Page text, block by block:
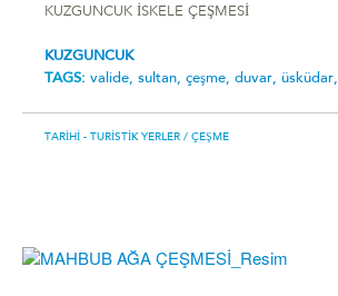
KUZGUNCUK İSKELE ÇEŞMESİ
KUZGUNCUK
TAGS: valide, sultan, çeşme, duvar, üsküdar,
TARIHI - TURISTIK YERLER / ÇEŞME